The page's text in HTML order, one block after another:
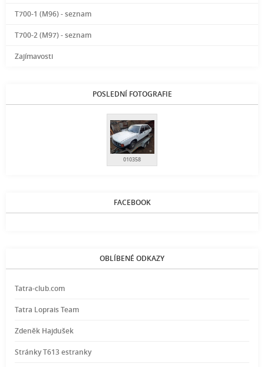
T700-1 (M96) - seznam
T700-2 (M97) - seznam
Zajímavosti
POSLEDNÍ FOTOGRAFIE
010358
FACEBOOK
OBLÍBENÉ ODKAZY
Tatra-club.com
Tatra Loprais Team
Zdeněk Hajdušek
Stránky T613 estranky